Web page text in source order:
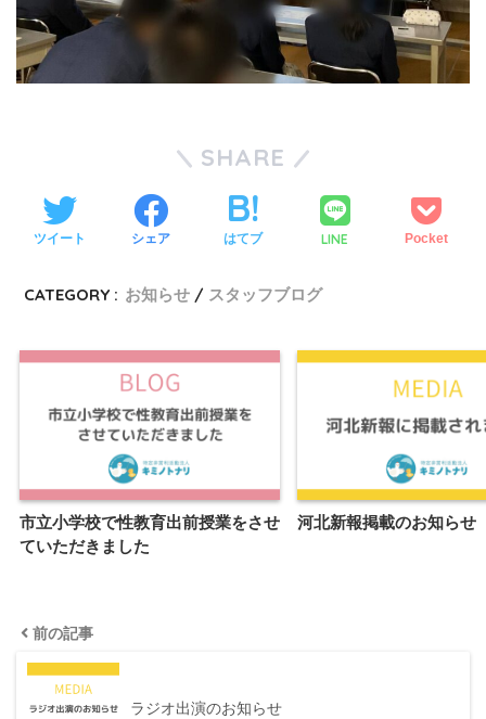
SHARE
ツイート シェア はてブ LINE Pocket
CATEGORY : お知らせ スタッフブログ
市立小学校で性教育出前授業をさせ
ていただきました
河北新報掲載のお知らせ
前の記事
ラジオ出演のお知らせ